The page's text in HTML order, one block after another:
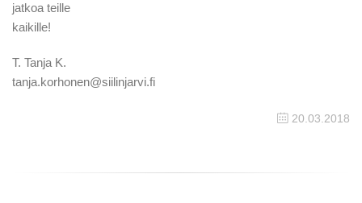
jatkoa teille
kaikille!
T. Tanja K.
tanja.korhonen@siilinjarvi.fi
20.03.2018